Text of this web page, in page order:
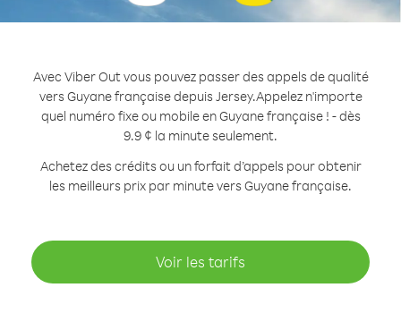
Avec Viber Out vous pouvez passer des appels de qualité
vers Guyane française depuis Jersey.Appelez n'importe
quel numéro fixe ou mobile en Guyane française ! - dès
9.9 ¢ la minute seulement.
Achetez des crédits ou un forfait d’appels pour obtenir
les meilleurs prix par minute vers Guyane française.
Voir les tarifs